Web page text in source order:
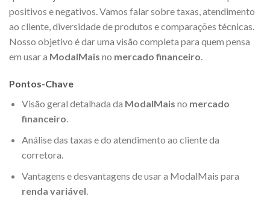
positivos e negativos. Vamos falar sobre taxas, atendimento
ao cliente, diversidade de produtos e comparações técnicas.
Nosso objetivo é dar uma visão completa para quem pensa
em usar a ModalMais no mercado financeiro
Pontos-Chave
Visão geral detalhada da ModalMais no mercado
financeiro.
Análise das taxas e do atendimento ao cliente da
corretora.
Vantagens e desvantagens de usar a ModalMais para
renda variável